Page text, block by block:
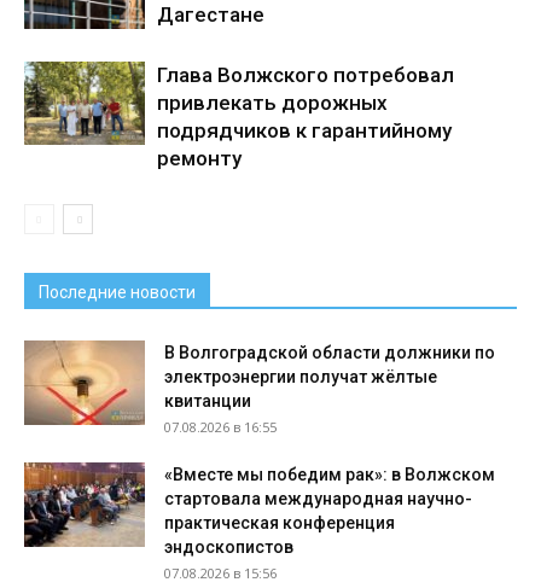
Дагестане
Глава Волжского потребовал
привлекать дорожных
подрядчиков к гарантийному
ремонту
Последние новости
В Волгоградской области должники по
электроэнергии получат жёлтые
квитанции
07.08.2026 в 16:55
«Вместе мы победим рак»: в Волжском
стартовала международная научно-
практическая конференция
эндоскопистов
07.08.2026 в 15:56